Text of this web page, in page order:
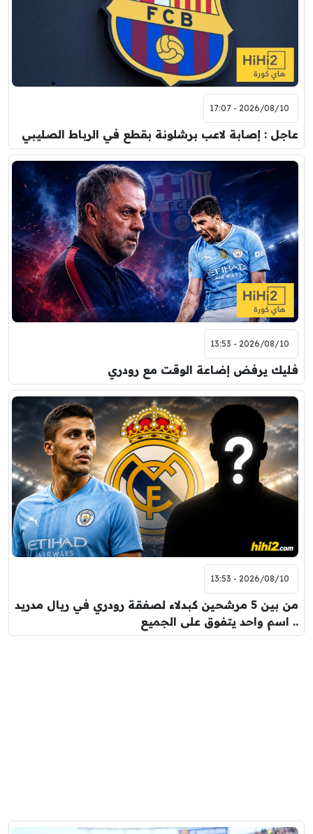
2026/08/10 - 17:07
عاجل : إصابة لاعب برشلونة بقطع في الرباط الصليبي
2026/08/10 - 13:53
فليك يرفض إضاعة الوقت مع رودري
2026/08/10 - 13:53
من بين 5 مرشحين كبدلاء لصفقة رودري في ريال مدريد
.. اسم واحد يتفوق على الجميع